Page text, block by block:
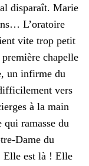
disparaît. Marie
L’oratoire
vite trop petit
chapelle
un infirme du
vers
à la main
qui ramasse du
Dame du
Elle est là ! Elle